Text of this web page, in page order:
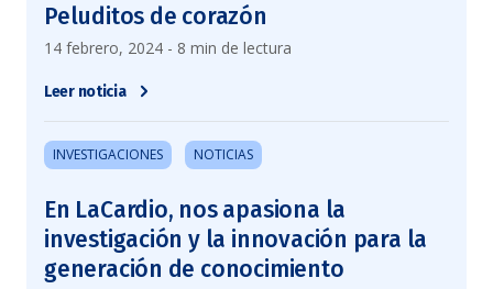
Peluditos de corazón
14 febrero, 2024 - 8 min de lectura
Leer noticia
INVESTIGACIONES NOTICIAS
En LaCardio, nos apasiona la
investigación y la innovación para la
generación de conocimiento